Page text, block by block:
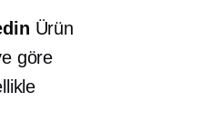
Ürün
göre